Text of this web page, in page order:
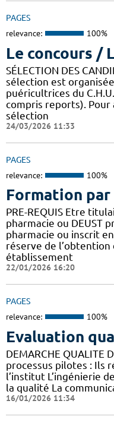
PAGES
relevance: 100%
Le concours /
SÉLECTION DES
sélection est
puéricultrices du
compris reports). Pour
sélection
24/03/2026 11:33
PAGES
relevance: 100%
Formation
PRE-REQUIS Etre
pharmacie ou DEUST
pharmacie ou inscrit
réserve de l’obtention
établissement
22/01/2026 16:20
PAGES
relevance: 100%
Evaluation
DEMARCHE QUALITE
processus pilotes : Ils
l’institut L’ingénierie
la qualité La
16/01/2026 11:34